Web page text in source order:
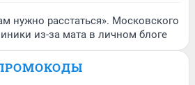
нужно расстаться». Московского
из-за мата в личном блоге